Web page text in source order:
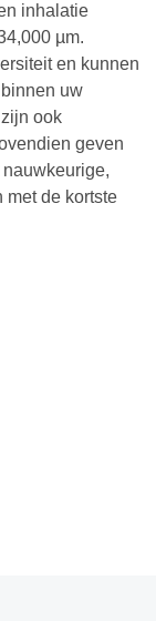
inhalatie
µm.
en kunnen
uw
ook
geven
met de kortste